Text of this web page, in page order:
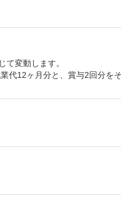
変動します。
代12ヶ月分と、賞与2回分を